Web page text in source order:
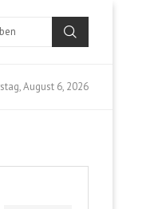
August 6, 2026